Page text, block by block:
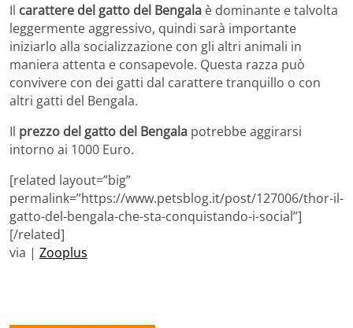
Il carattere del gatto del Bengala è dominante e talvolta
leggermente aggressivo, quindi sarà importante
iniziarlo alla socializzazione con gli altri animali in
maniera attenta e consapevole. Questa razza può
convivere con dei gatti dal carattere tranquillo o con
altri gatti del Bengala.
Il prezzo del gatto del Bengala potrebbe aggirarsi
intorno ai 1000 Euro.
[related layout=”big”
permalink=”https://www.petsblog.it/post/127006/thor-il-
gatto-del-bengala-che-sta-conquistando-i-social”]
[/related]
via | Zooplus